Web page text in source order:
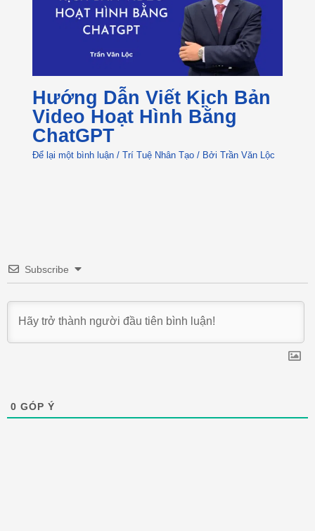
Hướng Dẫn Viết Kịch Bản
Video Hoạt Hình Bằng
ChatGPT
Để lại một bình luận /Trí Tuệ Nhân Tạo / BởiTrần Văn Lộc
Subscribe
0 GÓP Ý